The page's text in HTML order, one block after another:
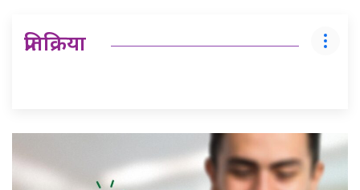
प्रतिक्रिया